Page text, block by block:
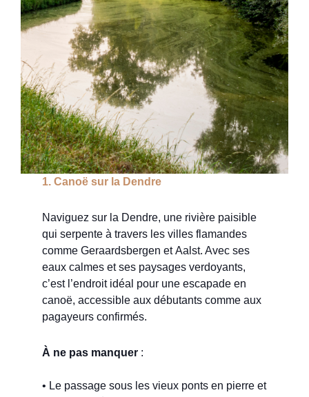
1. Canoë sur la Dendre
Naviguez sur la Dendre, une rivière paisible
qui serpente à travers les villes flamandes
comme Geraardsbergen et Aalst. Avec ses
eaux calmes et ses paysages verdoyants,
c’est l’endroit idéal pour une escapade en
canoë, accessible aux débutants comme aux
pagayeurs confirmés.
À ne pas manquer :
• Le passage sous les vieux ponts en pierre et